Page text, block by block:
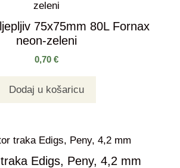
75x75mm 80L Fornax
neon-zeleni
0,70 €
Dodaj u košaricu
Edigs, Peny, 4,2 mm